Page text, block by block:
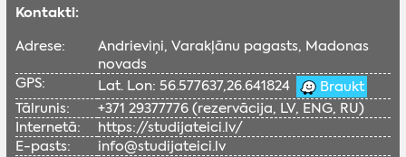
Kontakti:
Adrese:
Andrieviņi, Varakļānu pagasts, Madonas
novads
GPS:
Lat. Lon: 56.577637,26.641824
Braukt
Tālrunis:
+371 29377776 (rezervācija, LV, ENG, RU)
Internetā:
https://studijateici.lv/
E-pasts:
info@studijateici.lv